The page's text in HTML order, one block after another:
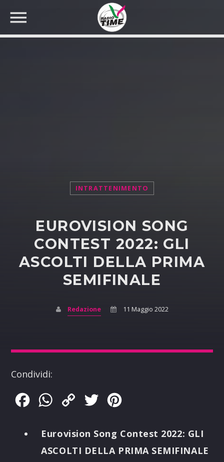
INTRATTENIMENTO
EUROVISION SONG
CONTEST 2022: GLI
ASCOLTI DELLA PRIMA
SEMIFINALE
Redazione 11 Maggio 2022
Condividi:
FacebookWhatsApp
Copy
Twitter
Eurovision Song Contest 2022: GLI
ASCOLTI DELLA PRIMA SEMIFINALE